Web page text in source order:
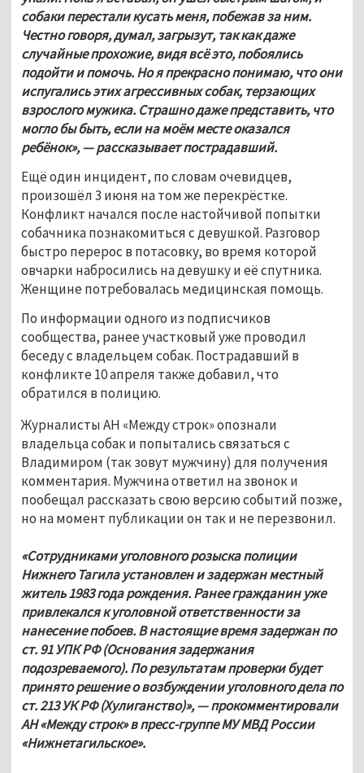
собаки перестали кусать меня, побежав за ним.
Честно говоря, думал, загрызут, так как даже
случайные прохожие, видя всё это, побоялись
подойти и помочь. Но я прекрасно понимаю, что они
испугались этих агрессивных собак, терзающих
взрослого мужика. Страшно даже представить, что
могло бы быть, если на моём месте оказался
ребёнок», — рассказывает пострадавший.
Ещё один инцидент, по словам очевидцев,
произошёл 3 июня на том же перекрёстке.
Конфликт начался после настойчивой попытки
собачника познакомиться с девушкой. Разговор
быстро перерос в потасовку, во время которой
овчарки набросились на девушку и её спутника.
Женщине потребовалась медицинская помощь.
По информации одного из подписчиков
сообщества, ранее участковый уже проводил
беседу с владельцем собак. Пострадавший в
конфликте 10 апреля также добавил, что
обратился в полицию.
Журналисты АН «Между строк» опознали
владельца собак и попытались связаться с
Владимиром (так зовут мужчину) для получения
комментария. Мужчина ответил на звонок и
пообещал рассказать свою версию событий позже,
но на момент публикации он так и не перезвонил.
«Сотрудниками уголовного розыска полиции
Нижнего Тагила установлен и задержан местный
житель 1983 года рождения. Ранее гражданин уже
привлекался к уголовной ответственности за
нанесение побоев. В настоящие время задержан по
ст. 91 УПК РФ (Основания задержания
подозреваемого). По результатам проверки будет
принято решение о возбуждении уголовного дела по
ст. 213 УК РФ (Хулиганство)», — прокомментировали
АН «Между строк» в пресс-группе МУ МВД России
«Нижнетагильское».